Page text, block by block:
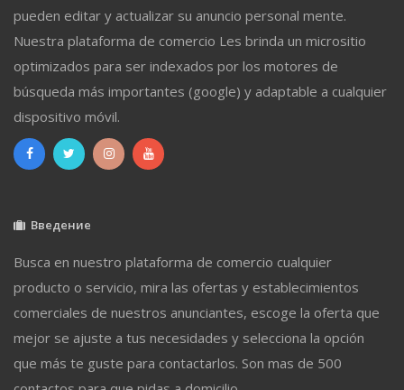
pueden editar y actualizar su anuncio personal mente.
Nuestra plataforma de comercio Les brinda un micrositio
optimizados para ser indexados por los motores de
búsqueda más importantes (google) y adaptable a cualquier
dispositivo móvil.
Введение
Busca en nuestro plataforma de comercio cualquier
producto o servicio, mira las ofertas y establecimientos
comerciales de nuestros anunciantes, escoge la oferta que
mejor se ajuste a tus necesidades y selecciona la opción
que más te guste para contactarlos. Son mas de 500